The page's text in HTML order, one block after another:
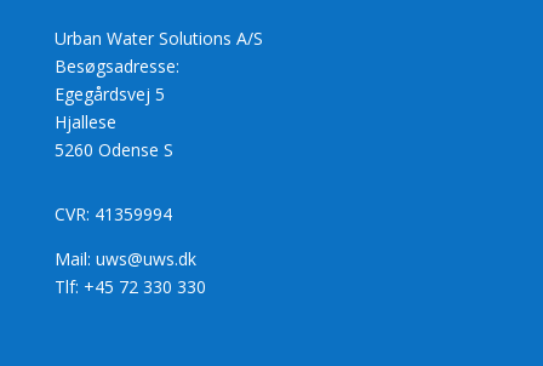
Urban Water Solutions A/S
Besøgsadresse:
Egegårdsvej 5
Hjallese
5260 Odense S
CVR: 41359994
Mail: uws@uws.dk
Tlf: +45 72 330 330